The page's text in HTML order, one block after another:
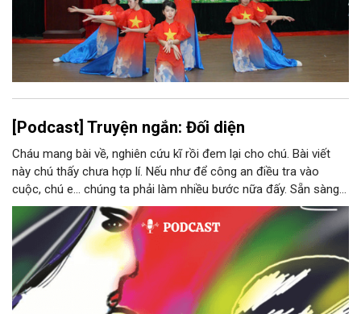
[Podcast] Truyện ngắn: Đối diện
Cháu mang bài về, nghiên cứu kĩ rồi đem lại cho chú. Bài viết
này chú thấy chưa hợp lí. Nếu như để công an điều tra vào
cuộc, chú e… chúng ta phải làm nhiều bước nữa đấy. Sẵn sàng
thì tiếp tục nhé! Chú Minh cầm tập bài viết đưa lại cho Thy. Cô
ngại ngùng đỡ lấy. Đây là lần thứ ba, loạt bài phóng sự của mình
bị Tổng biên tập kêu lên để trả lại...